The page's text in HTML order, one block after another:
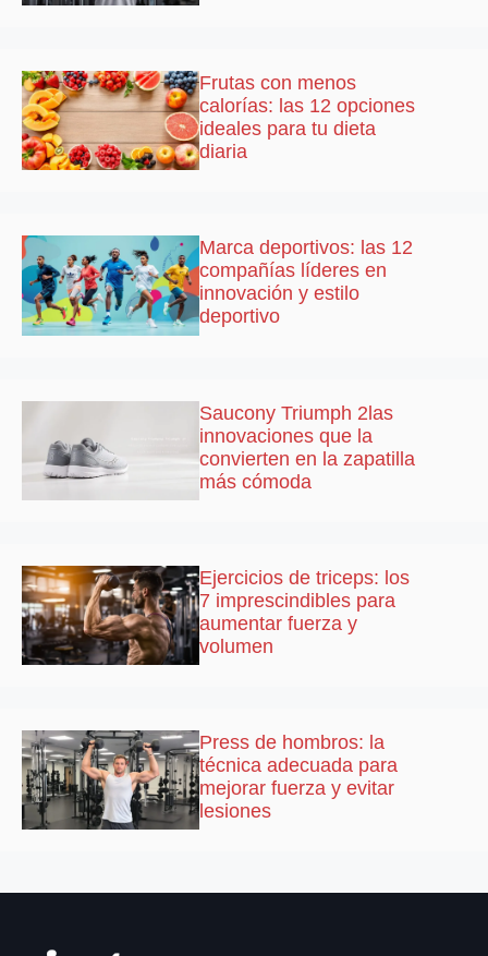
Frutas con menos
calorías: las 12 opciones
ideales para tu dieta
diaria
Marca deportivos: las 12
compañías líderes en
innovación y estilo
deportivo
Saucony Triumph 2las
innovaciones que la
convierten en la zapatilla
más cómoda
Ejercicios de triceps: los
7 imprescindibles para
aumentar fuerza y
volumen
Press de hombros: la
técnica adecuada para
mejorar fuerza y evitar
lesiones